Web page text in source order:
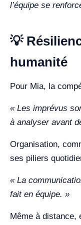
l’équipe se
💡
humanité
Pour Mia, la
« Les imprévus
à analyser avant
Organisation,
ses piliers
« La
fait en équipe. »
Même à distance,